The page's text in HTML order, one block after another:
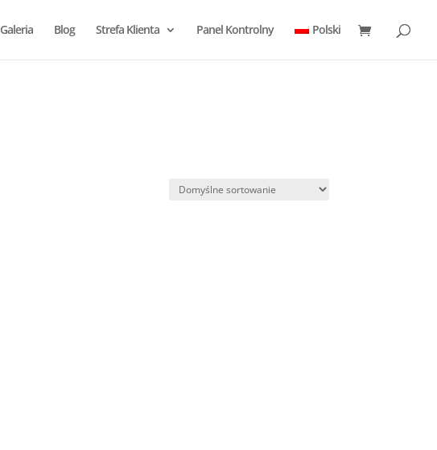
Galeria Blog Strefa Klienta Panel Kontrolny Polski